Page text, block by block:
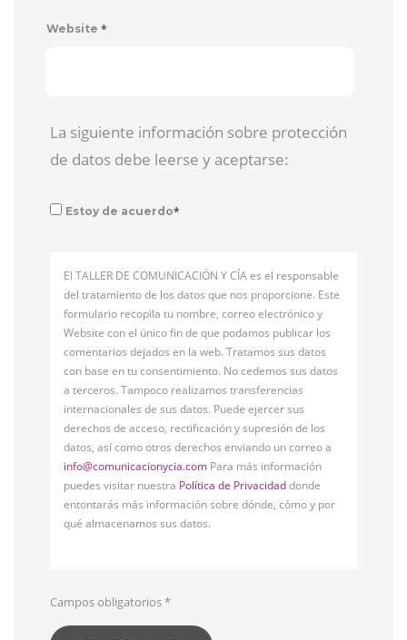
Website *
La siguiente información sobre protección
de datos debe leerse y aceptarse:
Estoy de acuerdo*
El TALLER DE COMUNICACIÓN Y CÍA es el responsable
del tratamiento de los datos que nos proporcione. Este
formulario recopila tu nombre, correo electrónico y
Website con el único fin de que podamos publicar los
comentarios dejados en la web. Tratamos sus datos
con base en tu consentimiento. No cedemos sus datos
a terceros. Tampoco realizamos transferencias
internacionales de sus datos. Puede ejercer sus
derechos de acceso, rectificación y supresión de los
datos, así como otros derechos enviando un correo a
info@comunicacionycia.com Para más información
puedes visitar nuestra Política de Privacidaddonde
entontarás más información sobre dónde, cómo y por
qué almacenamos sus datos.
Campos obligatorios*